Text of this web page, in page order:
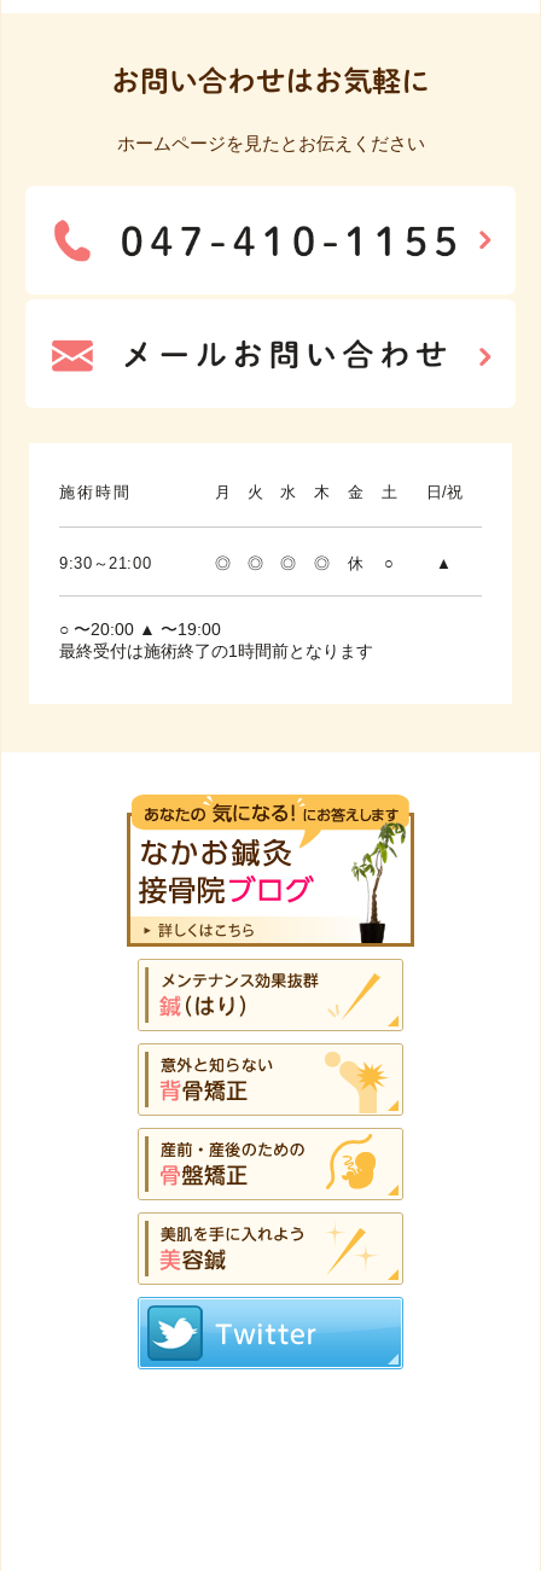
お問い合わせはお気軽に
ホームページを見たとお伝えください
施術時間 月 火 水 木 金 土 日/祝
9:30～21:00 ◎ ◎ ◎ ◎ 休 ○ ▲
○ 〜20:00 ▲ 〜19:00
最終受付は施術終了の1時間前となります